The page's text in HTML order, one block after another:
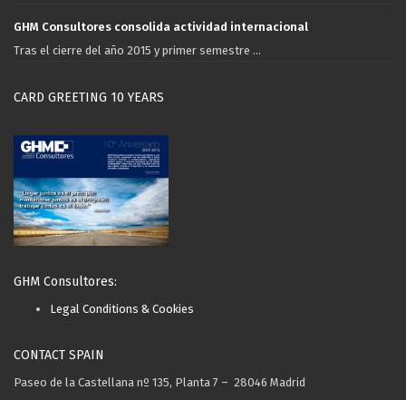
GHM Consultores consolida actividad internacional
Tras el cierre del año 2015 y primer semestre ...
CARD GREETING 10 YEARS
GHM Consultores:
Legal Conditions & Cookies
CONTACT SPAIN
Paseo de la Castellana nº 135, Planta 7 – 28046 Madrid